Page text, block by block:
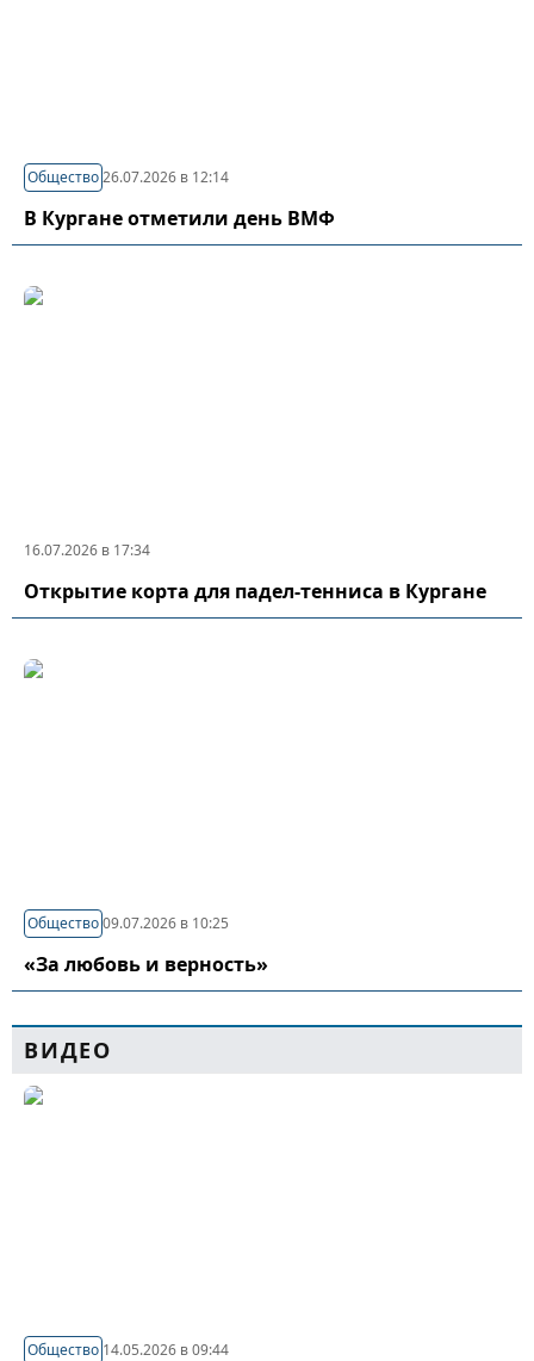
Общество26.07.2026 в 12:14
В Кургане отметили день ВМФ
16.07.2026 в 17:34
Открытие корта для падел-тенниса в Кургане
Общество09.07.2026 в 10:25
«За любовь и верность»
ВИДЕО
Общество 14.05.2026 в 09:44